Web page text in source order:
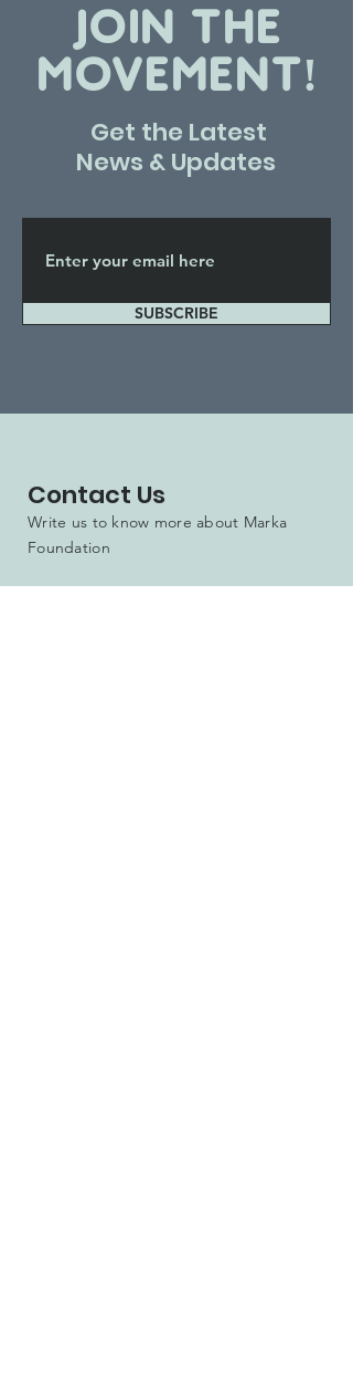
JOIN THE
MOVEMENT!
Get the Latest
News & Updates
SUBSCRIBE
Contact Us
Write us to know more about Marka
Foundation